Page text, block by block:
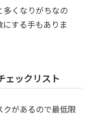
多くなりがちなの
する手もありま
ェックリスト
があるので最低限